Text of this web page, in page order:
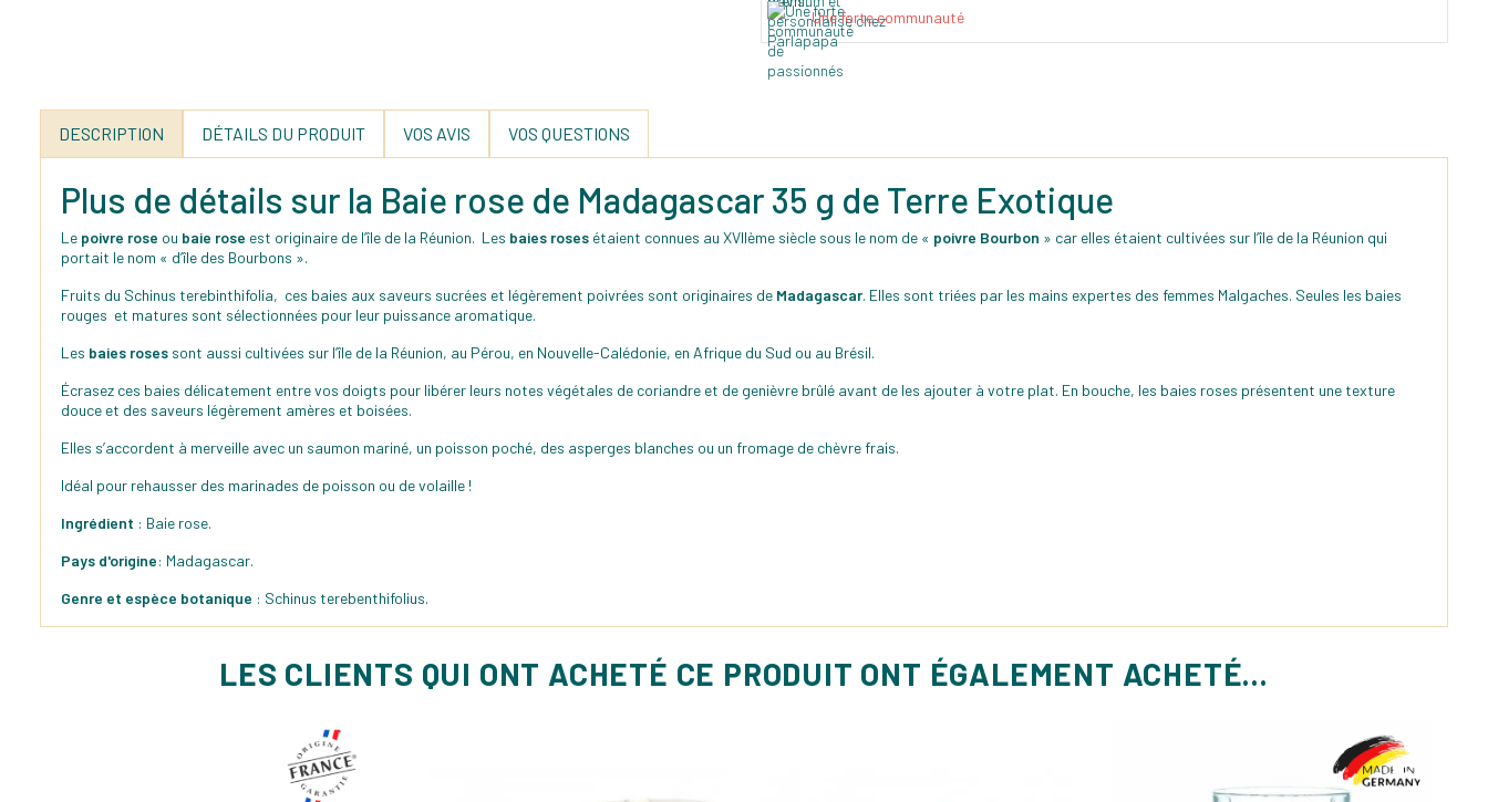
Une forte communauté
DESCRIPTION DÉTAILS DU PRODUIT VOS AVIS VOS QUESTIONS
Plus de détails sur la Baie rose de Madagascar 35 g de Terre Exotique
Le poivre rose ou baie rose est originaire de l’île de la Réunion. Les baies roses étaient connues au XVIIème siècle sous le nom de « poivre Bourbon » car elles étaient cultivées sur l’île de la Réunion qui
portait le nom « d’île des Bourbons ».
Fruits du Schinus terebinthifolia, ces baies aux saveurs sucrées et légèrement poivrées sont originaires de Madagascar. Elles sont triées par les mains expertes des femmes Malgaches. Seules les baies
rouges et matures sont sélectionnées pour leur puissance aromatique.
Les baies roses sont aussi cultivées sur l’île de la Réunion, au Pérou, en Nouvelle-Calédonie, en Afrique du Sud ou au Brésil.
Écrasez ces baies délicatement entre vos doigts pour libérer leurs notes végétales de coriandre et de genièvre brûlé avant de les ajouter à votre plat. En bouche, les baies roses présentent une texture
douce et des saveurs légèrement amères et boisées.
Elles s’accordent à merveille avec un saumon mariné, un poisson poché, des asperges blanches ou un fromage de chèvre frais.
Idéal pour rehausser des marinades de poisson ou de volaille !
Ingrédient : Baie rose.
Pays d'origine: Madagascar.
Genre et espèce botanique : Schinus terebenthifolius.
LES CLIENTS QUI ONT ACHETÉ CE PRODUIT ONT ÉGALEMENT ACHETÉ...